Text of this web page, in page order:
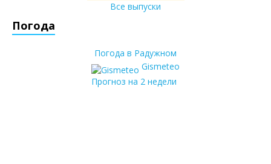
Все выпуски
Погода
Погода в Радужном
Gismeteo
Прогноз на 2 недели